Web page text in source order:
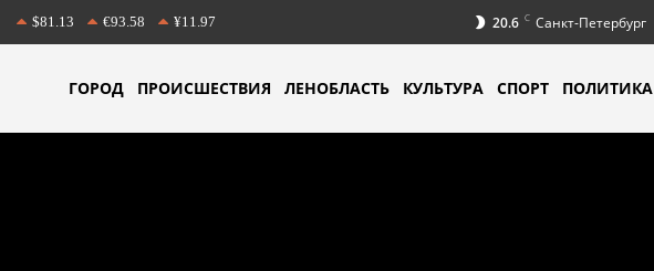
$81.13 €93.58 ¥11.97 20.6 C Санкт-Петербург
ГОРОД ПРОИСШЕСТВИЯ ЛЕНОБЛАСТЬ КУЛЬТУРА СПОРТ ПОЛИТИКА